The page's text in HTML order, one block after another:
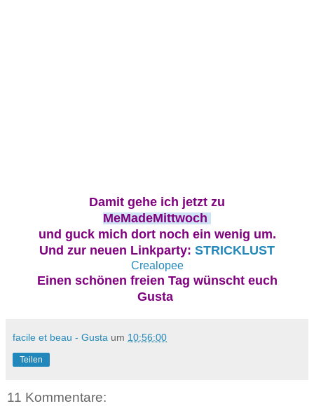
Damit gehe ich jetzt zu
MeMadeMittwoch
und guck mich dort noch ein wenig um.
Und zur neuen Linkparty: STRICKLUST
Crealopee
Einen schönen freien Tag wünscht euch
Gusta
facile et beau - Gusta um 10:56:00
Teilen
11 Kommentare: